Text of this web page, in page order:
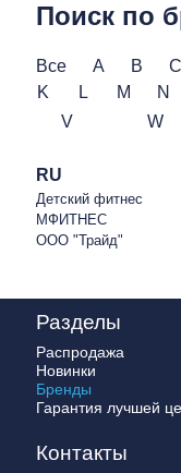
Поиск по
Все A B C
K
L M N
V
W
RU
Детский фитнес
МФИТНЕС
ООО "Трайд"
Разделы
Распродажа
Новинки
Бренды
Гарантия лучшей
Контакты